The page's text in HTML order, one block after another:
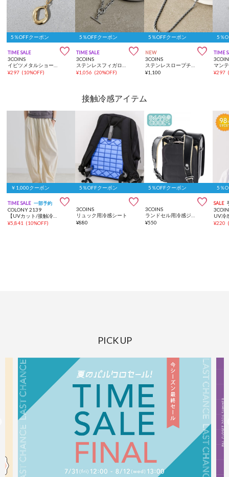
5％OFFクーポン
TIME SALE 
3COINS
¥297 (10%OFF)
5％OFFクーポン
TIME SALE 
3COINS
¥1,056 (20%OFF)
5％OFFクーポン
NEW 
3COINS
ステンレスロープチェーンネックレス
¥1,100
5％
TIME
¥297
接触冷感アイテム
￥1,000クーポン
TIME SALE 一部予約 
COLONY 2139
¥5,841 (10%OFF)
5％OFFクーポン

3COINS
リュック用冷感シート
¥880
5％OFFクーポン

3COINS
¥550
5％
SALE
¥220
PICK UP